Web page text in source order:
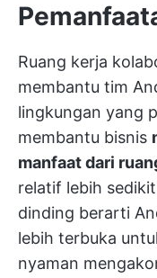
Ruang kerja
membantu tim
lingkungan yang
membantu bisnis
manfaat dari
relatif lebih
dinding berarti
lebih terbuka
nyaman